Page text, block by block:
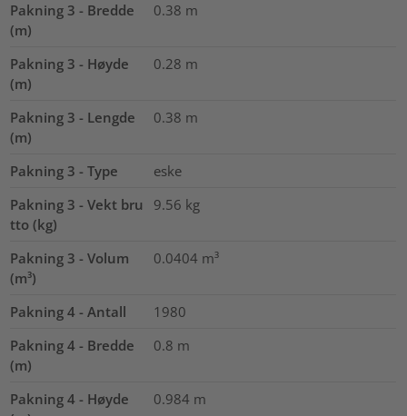
Pakning 3 - Bredde
(m)
0.38 m
Pakning 3 - Høyde
(m)
0.28 m
Pakning 3 - Lengde
(m)
0.38 m
Pakning 3 - Type
eske
Pakning 3 - Vekt bru
tto (kg)
9.56 kg
Pakning 3 - Volum
(m³)
0.0404 m³
Pakning 4 - Antall
1980
Pakning 4 - Bredde
(m)
0.8 m
Pakning 4 - Høyde
0.984 m